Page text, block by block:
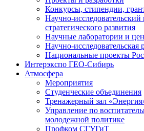
Конкурсы, стипендии,
Научно-исследовательский
стратегического развития
Научные лаборатории и
Научно-исследовательская
Национальные проекты
Интерэкспо ГЕО-Сибирь
Атмосфера
Мероприятия
Студенческие объединения
Тренажерный зал
Управление по
молодежной политике
Профком СГУГиТ